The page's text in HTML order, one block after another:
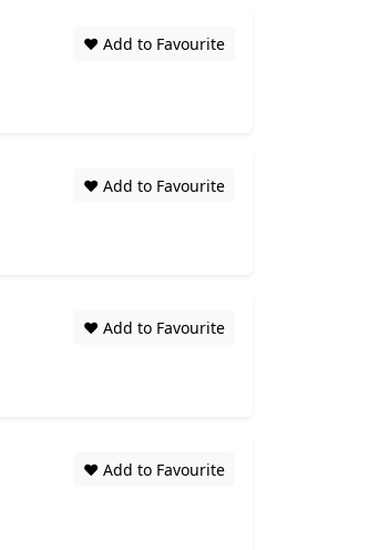
❤️ Add to Favourite
❤️ Add to Favourite
❤️ Add to Favourite
❤️ Add to Favourite